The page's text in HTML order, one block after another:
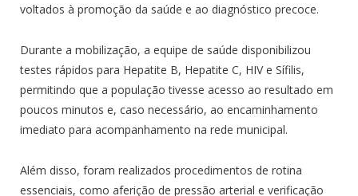
voltados à promoção da saúde e ao diagnóstico precoce.
Durante a mobilização, a equipe de saúde disponibilizou
testes rápidos para Hepatite B, Hepatite C, HIV e Sífilis,
permitindo que a população tivesse acesso ao resultado em
poucos minutos e, caso necessário, ao encaminhamento
imediato para acompanhamento na rede municipal.
Além disso, foram realizados procedimentos de rotina
essenciais, como aferição de pressão arterial e verificação